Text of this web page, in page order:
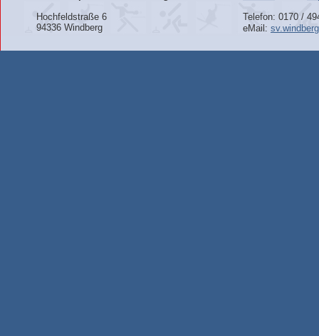
Hochfeldstraße 6
94336 Windberg
Telefon: 0170 /
eMail: